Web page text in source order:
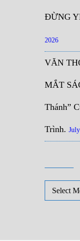
ĐỪNG
2026
VĂN
MẮT
Thánh”
Trình.